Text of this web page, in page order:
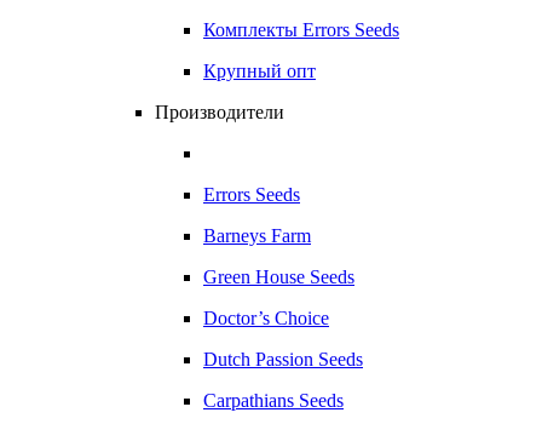
Комплекты Errors Seeds
Крупный опт
Производители
Errors Seeds
Barneys Farm
Green House Seeds
Doctor’s Choice
Dutch Passion Seeds
Carpathians Seeds